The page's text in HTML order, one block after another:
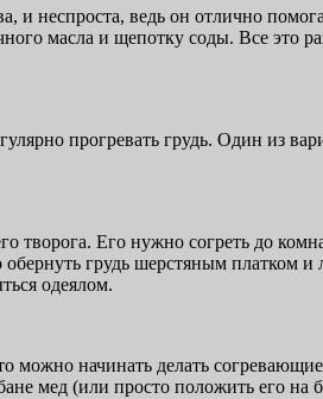
и неспроста, ведь он отлично
масла и щепотку соды. Все это
прогревать грудь. Один из
творога. Его нужно согреть до
грудь шерстяным платком
одеялом.
можно начинать делать
мед (или просто положить его на